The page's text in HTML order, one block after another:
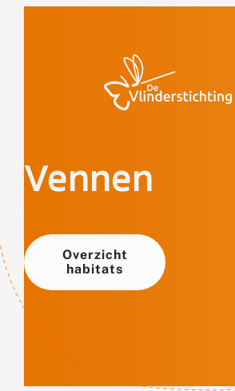
Vennen
Overzicht
habitats